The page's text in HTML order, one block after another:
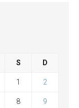
S D
1 2
8 9